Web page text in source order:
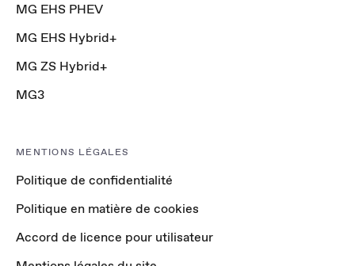
MG EHS PHEV
MG EHS Hybrid+
MG ZS Hybrid+
MG3
MENTIONS LÉGALES
Politique de confidentialité
Politique en matière de cookies
Accord de licence pour utilisateur